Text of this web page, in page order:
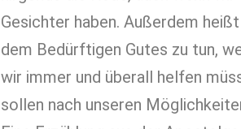
Gesichter haben. Außerdem
dem Bedürftigen Gutes zu tun,
wir immer und überall helfen
sollen nach unseren